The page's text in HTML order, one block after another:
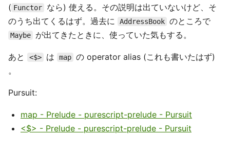
( Functor
なら) 使える。その説明は出ていないけど、そ
のうち出てくるはず。過去に
AddressBook のところで
Maybe が出てきたときに、使っていた気もする。
あと <$> は map の operator alias (これも書いたはず)
。
Pursuit:
map - Prelude - purescript-prelude - Pursuit
<$> - Prelude - purescript-prelude - Pursuit